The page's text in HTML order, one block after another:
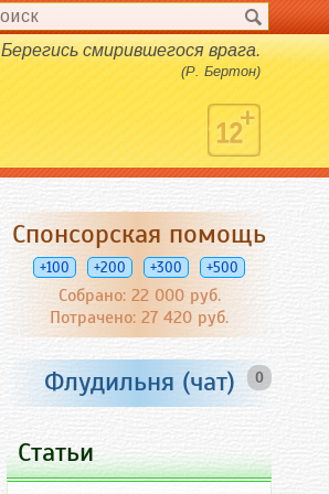
Берегись смирившегося врага.
(Р. Бертон)
Спонсорская помощь
+100 +200 +300 +500
Собрано: 22 000 руб.
Потрачено: 27 420 руб.
0
Флудильня (чат)
Статьи